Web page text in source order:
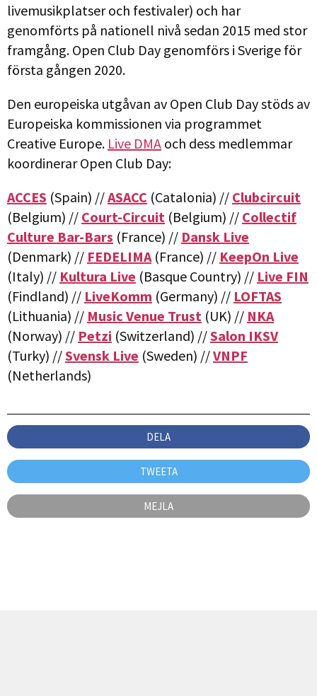
livemusikplatser och festivaler) och har
genomförts på nationell nivå sedan 2015 med stor
framgång. Open Club Day genomförs i Sverige för
första gången 2020.
Den europeiska utgåvan av Open Club Day stöds av
Europeiska kommissionen via programmet
Creative Europe. Live DMA och dess medlemmar
koordinerar Open Club Day:
ACCES (Spain) //ASACC (Catalonia) // Clubcircuit
(Belgium) // Court-Circuit (Belgium) // Collectif
Culture Bar-Bars (France) // Dansk Live
(Denmark) // FEDELIMA (France) // KeepOn Live
(Italy) // Kultura Live (Basque Country) // Live FIN
(Findland) // LiveKomm (Germany) // LOFTAS
(Lithuania) // Music Venue Trust (UK) // NKA
(Norway) // Petzi (Switzerland) //Salon IKSV
(Turky) //Svensk Live (Sweden) //VNPF
(Netherlands)
DELA
TWEETA
MEJLA